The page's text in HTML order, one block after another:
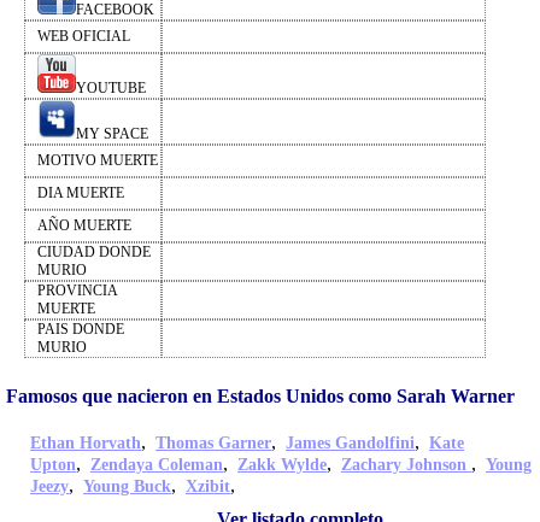
FACEBOOK
WEB OFICIAL
YOUTUBE
MY SPACE
MOTIVO MUERTE
DIA MUERTE
AÑO MUERTE
CIUDAD DONDE
MURIO
PROVINCIA
MUERTE
PAIS DONDE
MURIO
Famosos que nacieron en Estados Unidos como Sarah Warner
Ethan Horvath, Thomas Garner, James Gandolfini, Kate
Upton, Zendaya Coleman, Zakk Wylde, Zachary Johnson , Young
Jeezy, Young Buck, Xzibit,